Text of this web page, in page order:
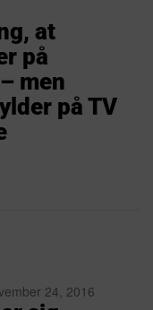
at
på
men
på TV
24, 2016